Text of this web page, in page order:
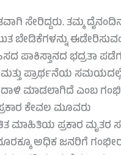
ಸೇರಿದ್ದರು. ತಮ್ಮ
ಬೇಡಿಕೆಗಳನ್ನು
ಪಾಕಿಸ್ತಾನದ ಭದ್ರತಾ
ಪ್ರಾರ್ಥನೆಯ
ದಾಳಿ ಮಾಡಲಾಗಿದೆ ಎಂಬ
ಕೇವಲ ಮೂವರು
ಮಾಹಿತಿಯ ಪ್ರಕಾರ ಮೃತರ
ನೂರಕ್ಕೂ ಅಧಿಕ ಜನರಿಗೆ